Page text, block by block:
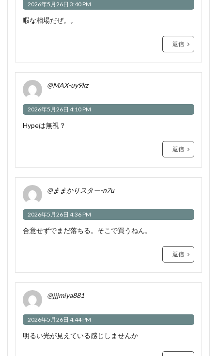
2026年5月26日 3:40 PM
暇な相場だぜ。。
返信
@MAX-uy9kz
2026年5月26日 4:10 PM
Hypeは無視？
返信
@ままかりスター-n7u
2026年5月26日 4:36 PM
合意せずでまだ落ちる。そこで買うねん。
返信
@jjjmiya881
2026年5月26日 4:44 PM
明るい光が見えている感じしませんか